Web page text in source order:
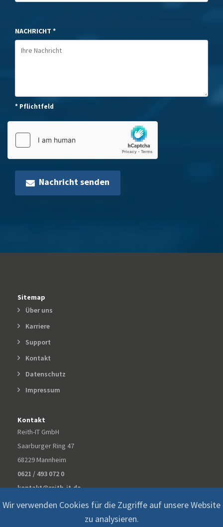
NACHRICHT *
* Pflichtfeld
Nachricht senden
Sitemap
Über uns
Karriere
Support
Kontakt
Datenschutz
Impressum
Kontakt
Reith-IT GmbH
Saarburger Ring 47
68229 Mannheim
0621 / 493 072 0
kontakt@reith-it.de
Wir verwenden Cookies für die Zugriffe auf unsere Website
zu analysieren.